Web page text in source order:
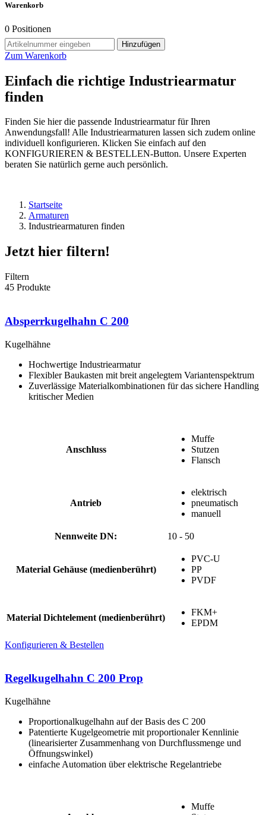
Warenkorb
0 Positionen
Hinzufügen
Zum Warenkorb
Einfach die richtige Industriearmatur
finden
Finden Sie hier die passende Industriearmatur für Ihren
Anwendungsfall! Alle Industriearmaturen lassen sich zudem online
individuell konfigurieren. Klicken Sie einfach auf den
KONFIGURIEREN & BESTELLEN-Button. Unsere Experten
beraten Sie natürlich gerne auch persönlich.
Startseite
Armaturen
Industriearmaturen finden
Jetzt hier filtern!
Filtern
45 Produkte
Absperrkugelhahn C 200
Kugelhähne
Hochwertige Industriearmatur
Flexibler Baukasten mit breit angelegtem Variantenspektrum
Zuverlässige Materialkombinationen für das sichere Handling
kritischer Medien
Anschluss
Muffe
Stutzen
Flansch
Antrieb
elektrisch
pneumatisch
manuell
Nennweite DN: 10 - 50
Material Gehäuse (medienberührt)
PVC-U
PP
PVDF
Material Dichtelement (medienberührt)
FKM+
EPDM
Konfigurieren & Bestellen
Regelkugelhahn C 200 Prop
Kugelhähne
Proportionalkugelhahn auf der Basis des C 200
Patentierte Kugelgeometrie mit proportionaler Kennlinie
(linearisierter Zusammenhang von Durchflussmenge und
Öffnungswinkel)
einfache Automation über elektrische Regelantriebe
Muffe